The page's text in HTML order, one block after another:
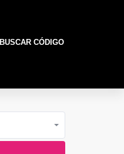
BUSCAR CÓDIGO